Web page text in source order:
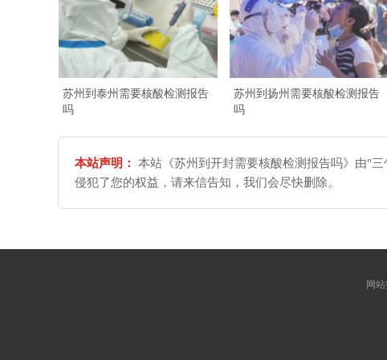
苏州到泰州需要核酸检测报告
吗
苏州到扬州需要核酸检测报告
吗
本站声明：
本站《苏州到开封需要核酸检测报告吗》由"
侵犯了您的权益，请来信告知，我们会尽快删除。
网